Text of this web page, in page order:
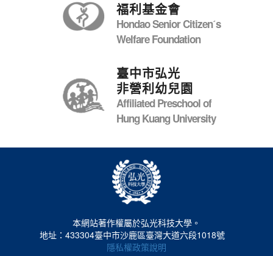
福利基金會
Hondao Senior Citizenˊs
Welfare Foundation
臺中市弘光
非營利幼兒園
Affiliated Preschool of
Hung Kuang University
本網站著作權屬於弘光科技大學。
地址：433304臺中市沙鹿區臺灣大道六段1018號
隱私權政策說明